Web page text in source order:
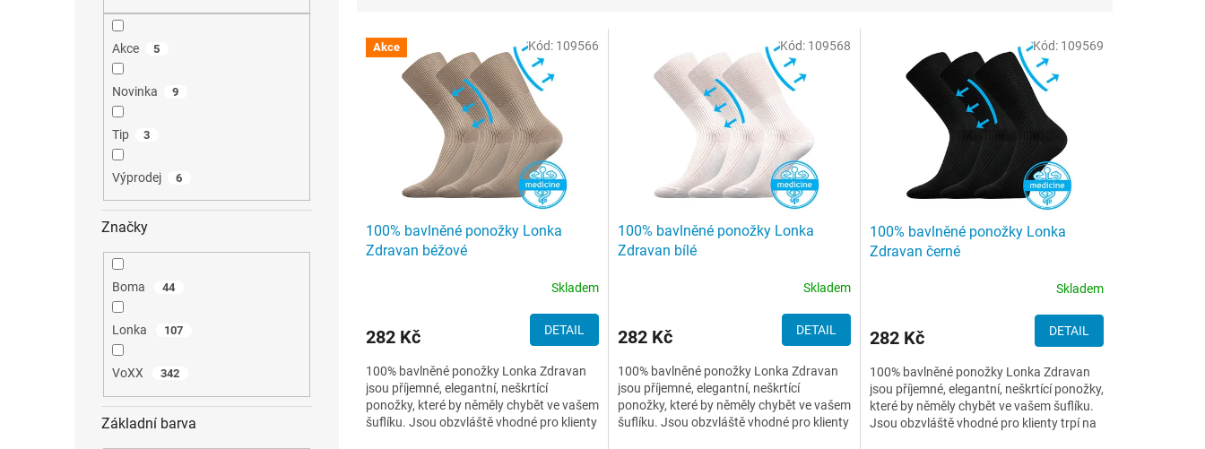
Akce 5
Novinka 9
Tip 3
Výprodej 6
Značky
Boma 44
Lonka 107
VoXX 342
Základní barva
V
Akce
100% bavlněné ponožky Lonka
Zdravan béžové
Skladem
282 Kč DETAIL
100% bavlněné ponožky Lonka Zdravan
jsou příjemné, elegantní, neškrtící
ponožky, které by něměly chybět ve vašem
šuflíku. Jsou obzvláště vhodné pro klienty
Kód: 109566
100% bavlněné ponožky Lonka
Zdravan bílé
Skladem
282 Kč DETAIL
100% bavlněné ponožky Lonka Zdravan
jsou příjemné, elegantní, neškrtící
ponožky, které by něměly chybět ve vašem
šuflíku. Jsou obzvláště vhodné pro klienty
Kód: 109568
100% bavlněné ponožky Lonka
Zdravan černé
Skladem
282 Kč DETAIL
100% bavlněné ponožky Lonka Zdravan
jsou příjemné, elegantní, neškrtící ponožky,
které by něměly chybět ve vašem šuflíku.
Jsou obzvláště vhodné pro klienty trpí na
Kód: 109569